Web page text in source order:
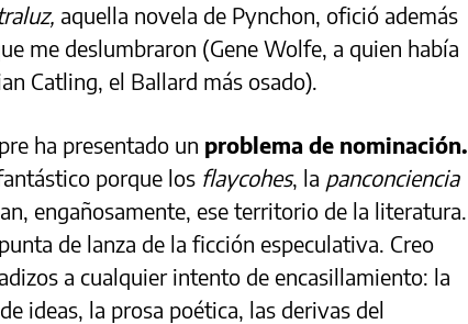
aquella novela de Pynchon, ofició además
me deslumbraron (Gene Wolfe, a quien había
Catling, el Ballard más osado).
ha presentado un problema de nominación.
porque los flaycohes, la panconciencia
engañosamente, ese territorio de la literatura.
de lanza de la ficción especulativa. Creo
a cualquier intento de encasillamiento: la
ideas, la prosa poética, las derivas del